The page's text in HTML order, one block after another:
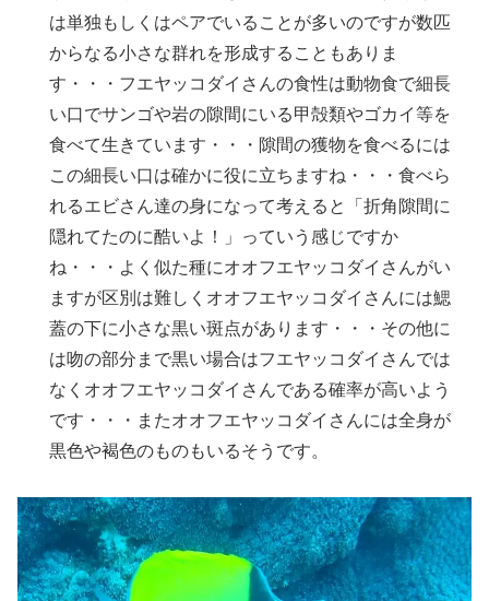
は単独もしくはペアでいることが多いのですが数匹
からなる小さな群れを形成することもありま
す・・・フエヤッコダイさんの食性は動物食で細長
い口でサンゴや岩の隙間にいる甲殻類やゴカイ等を
食べて生きています・・・隙間の獲物を食べるには
この細長い口は確かに役に立ちますね・・・食べら
れるエビさん達の身になって考えると「折角隙間に
隠れてたのに酷いよ！」っていう感じですか
ね・・・よく似た種にオオフエヤッコダイさんがい
ますが区別は難しくオオフエヤッコダイさんには鰓
蓋の下に小さな黒い斑点があります・・・その他に
は吻の部分まで黒い場合はフエヤッコダイさんでは
なくオオフエヤッコダイさんである確率が高いよう
です・・・またオオフエヤッコダイさんには全身が
黒色や褐色のものもいるそうです。